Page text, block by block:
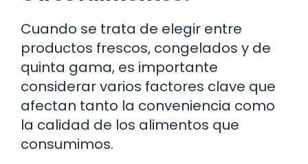
Cuando se trata de elegir entre
productos frescos, congelados y de
quinta gama, es importante
considerar varios factores clave que
afectan tanto la conveniencia como
la calidad de los alimentos que
consumimos.